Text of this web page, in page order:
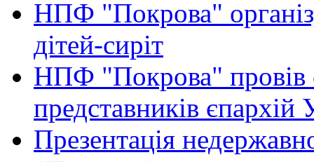
НПФ "Покрова"
дітей-сиріт
НПФ "Покрова" провів
представників
Презентація